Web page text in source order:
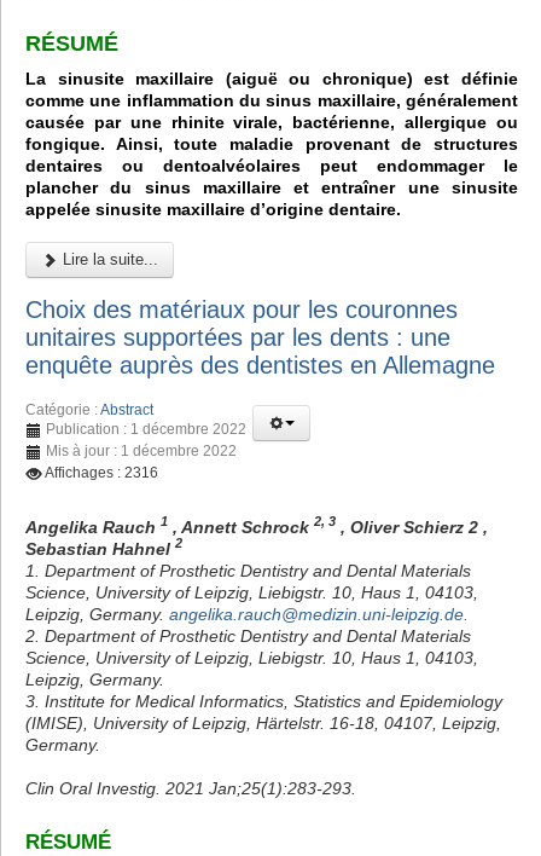
RÉSUMÉ
La sinusite maxillaire (aiguë ou chronique) est définie
comme une inflammation du sinus maxillaire, généralement
causée par une rhinite virale, bactérienne, allergique ou
fongique. Ainsi, toute maladie provenant de structures
dentaires ou dentoalvéolaires peut endommager le
plancher du sinus maxillaire et entraîner une sinusite
appelée sinusite maxillaire d’origine dentaire.
Lire la suite...
Choix des matériaux pour les couronnes
unitaires supportées par les dents : une
enquête auprès des dentistes en Allemagne
Catégorie :Abstract
Publication : 1 décembre 2022
Mis à jour : 1 décembre 2022
Affichages : 2316
Angelika Rauch 1 , Annett Schrock 2, 3 , Oliver Schierz 2 ,
Sebastian Hahnel 2
1. Department of Prosthetic Dentistry and Dental Materials
Science, University of Leipzig, Liebigstr. 10, Haus 1, 04103,
Leipzig, Germany. angelika.rauch@medizin.uni-leipzig.de
2. Department of Prosthetic Dentistry and Dental Materials
Science, University of Leipzig, Liebigstr. 10, Haus 1, 04103,
Leipzig, Germany.
3. Institute for Medical Informatics, Statistics and Epidemiology
(IMISE), University of Leipzig, Härtelstr. 16-18, 04107, Leipzig,
Germany.
Clin Oral Investig. 2021 Jan;25(1):283-293.
RÉSUMÉ